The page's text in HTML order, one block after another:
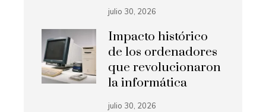
julio 30, 2026
Impacto histórico
de los ordenadores
que revolucionaron
la informática
julio 30, 2026